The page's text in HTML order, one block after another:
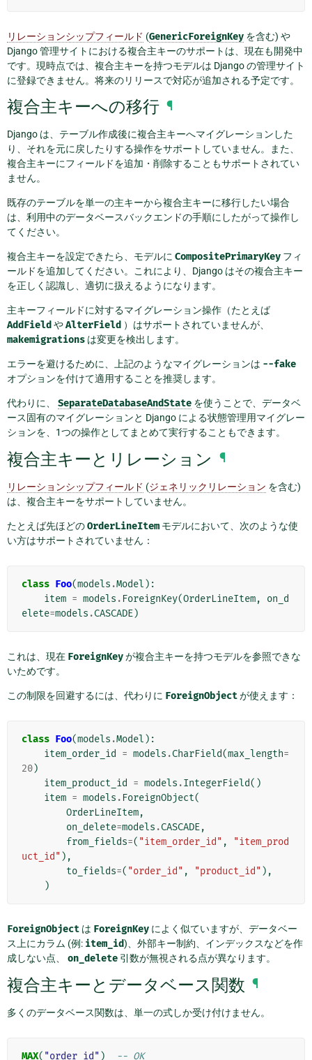
リレーションシップフィールド (GenericForeignKey を含む) や
Django 管理サイトにおける複合主キーのサポートは、現在も開発中
です。現時点では、複合主キーを持つモデルは Django の管理サイト
に登録できません。将来のリリースで対応が追加される予定です。
複合主キーへの移行 ¶
Django は、テーブル作成後に複合主キーへマイグレーションした
り、それを元に戻したりする操作をサポートしていません。また、
複合主キーにフィールドを追加・削除することもサポートされてい
ません。
既存のテーブルを単一の主キーから複合主キーに移行したい場合
は、利用中のデータベースバックエンドの手順にしたがって操作し
てください。
複合主キーを設定できたら、モデルに CompositePrimaryKey フィ
ールドを追加してください。これにより、Django はその複合主キー
を正しく認識し、適切に扱えるようになります。
主キーフィールドに対するマイグレーション操作（たとえば
AddField やAlterField ）はサポートされていませんが、
makemigrations は変更を検出します。
エラーを避けるために、上記のようなマイグレーションは --fake
オプションを付けて適用することを推奨します。
代わりに、 SeparateDatabaseAndState を使うことで、データベ
ース固有のマイグレーションと Django による状態管理用マイグレー
ションを、1つの操作としてまとめて実行することもできます。
複合主キーとリレーション ¶
リレーションシップフィールド (ジェネリックリレーション を含む)
は、複合主キーをサポートしていません。
たとえば先ほどのOrderLineItem モデルにおいて、次のような使
い方はサポートされていません：
class Foo(models .Model ):
item = models . ForeignKey(OrderLineItem,
on_d
elete=models .CASCADE)
これは、現在 ForeignKeyが複合主キーを持つモデルを参照できな
いためです。
この制限を回避するには、代わりに ForeignObjectが使えます：
class Foo(models .Model ):
item_order_id
= models .CharField(max_length=
20)
item_product_id
= models .IntegerField()
item = models . ForeignObject(
OrderLineItem,
on_delete=models .CASCADE,
from_fields=( "item_order_id" ,
"item_prod
uct_id" ),
to_fields=( "order_id" , "product_id" ),
)
ForeignObject は ForeignKey によく似ていますが、データベー
ス上にカラム (例: item_id)、外部キー制約、インデックスなどを作
成しない点、 on_delete 引数が無視される点が異なります。
複合主キーとデータベース関数 ¶
多くのデータベース関数は、単一の式しか受け付けません。
MAX( "order_id" ) -- OK